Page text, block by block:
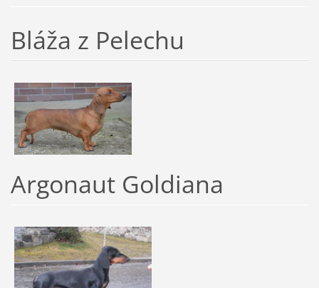
Bláža z Pelechu
Argonaut Goldiana